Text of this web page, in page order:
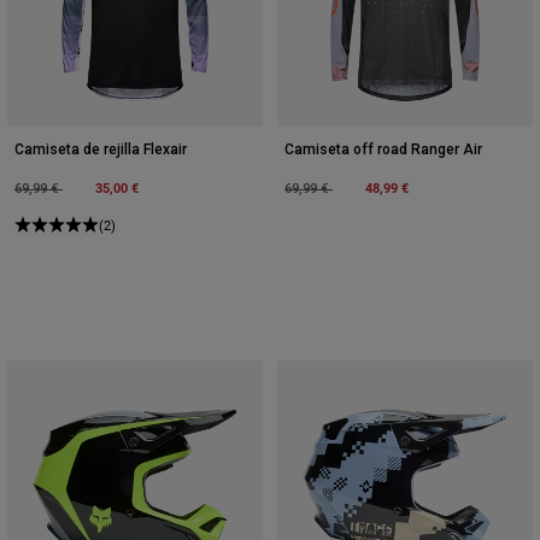
Camiseta de rejilla Flexair
Price reduced from
69,99 €to 35,00 €
(2)
Camiseta off road Ranger Air
Price reduced from
69,99 €to 48,99 €